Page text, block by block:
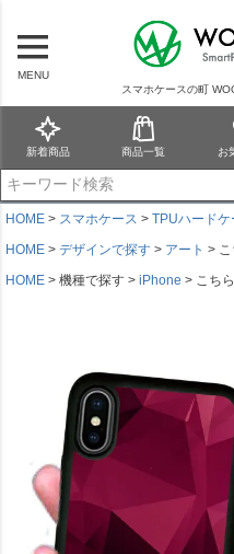
MENU
スマホケースの町
新着商品 商品一覧 お
HOME スマホケース TPUハードケ
HOME
デザインで探す アート
HOME
機種で探す iPhone こち